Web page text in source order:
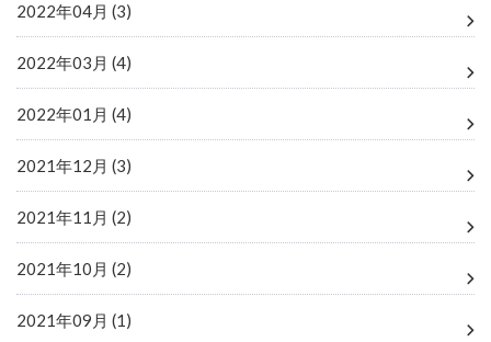
2022年04月 (3)
2022年03月 (4)
2022年01月 (4)
2021年12月 (3)
2021年11月 (2)
2021年10月 (2)
2021年09月 (1)